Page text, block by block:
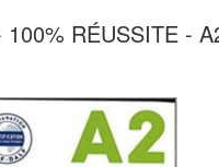
RÉUSSITE -